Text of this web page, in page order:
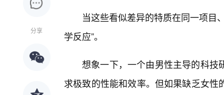
分享
当这些看似差异的特质在同一项目
学反应”。
想象一下，一个由男性主导的科技
求极致的性能和效率。但如果缺乏女